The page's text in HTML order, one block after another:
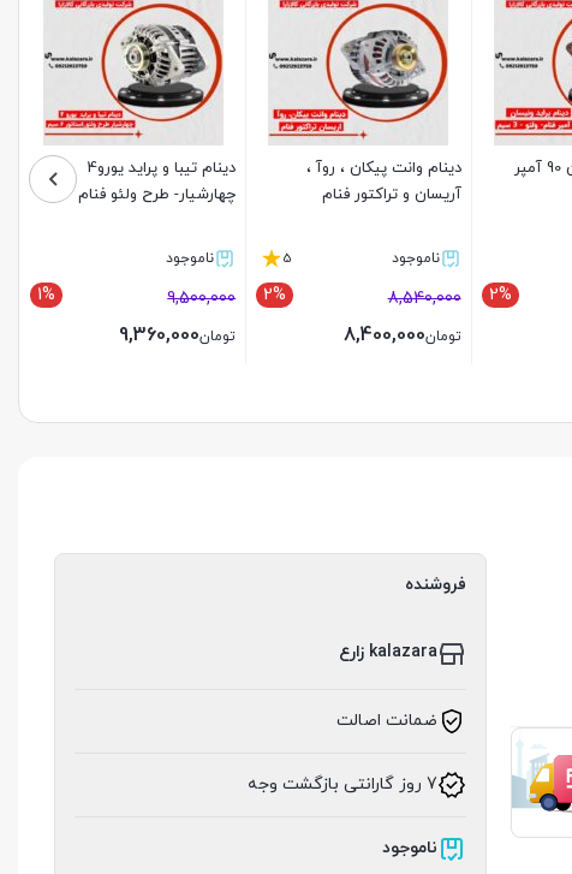
دینام پراید ونیسان 90 آمپر
2%
دینام وانت پیکان ، روآ ،
آریسان و تراکتور فنام
ناموجود 5
2% 8,540,000
تومان8,400,000
دینام تیبا و پراید یورو4
چهارشیار- طرح ولئو فنام
ناموجود
1% 9,500,000
تومان9,360,000
فروشنده
kalazara زارع
ضمانت اصالت
7 روز گارانتی بازگشت وجه
ناموجود